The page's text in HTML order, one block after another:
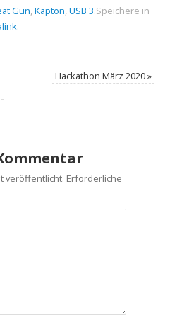
Gun, Kapton, USB 3.Speichere in
.
Hackathon März 2020»
veröffentlicht. Erforderliche